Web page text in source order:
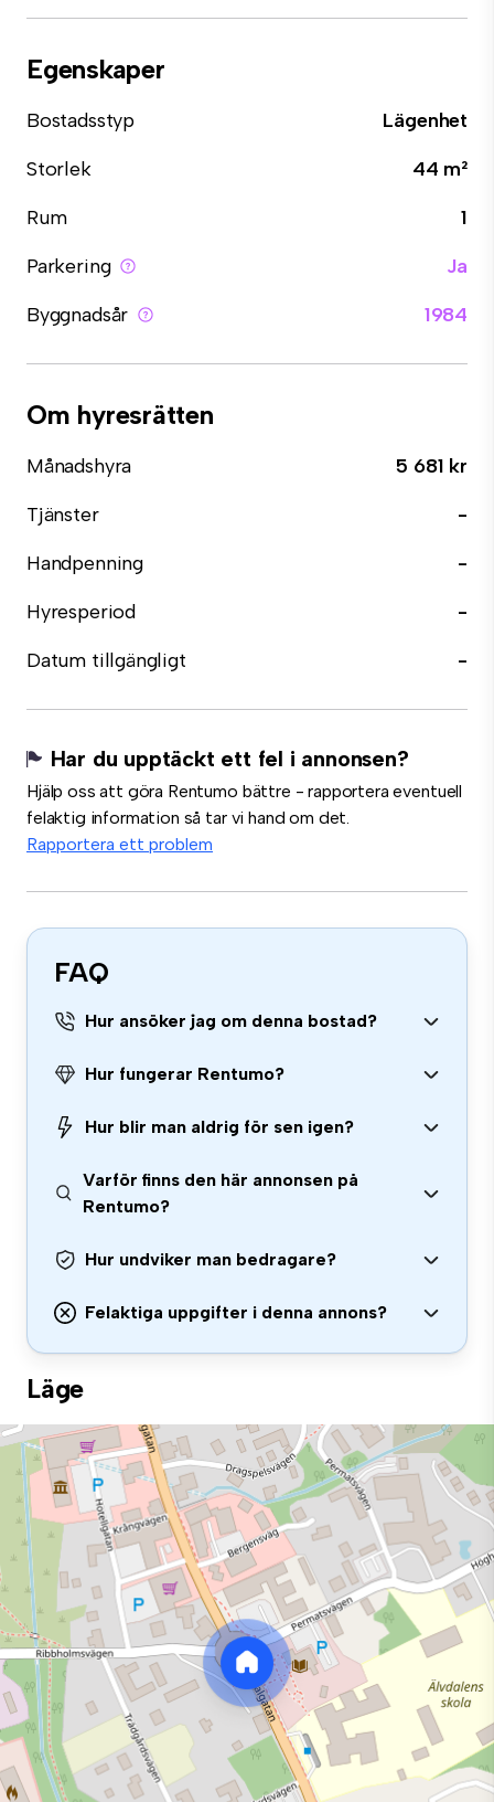
Egenskaper
Bostadsstyp
Lägenhet
Storlek
44 m²
Rum
1
Parkering
Ja
Byggnadsår
1984
Om hyresrätten
Månadshyra
5 681 kr
Tjänster
-
Handpenning
-
Hyresperiod
-
Datum tillgängligt
-
Har du upptäckt ett fel i annonsen?
Hjälp oss att göra Rentumo bättre - rapportera eventuell
felaktig information så tar vi hand om det.
Rapportera ett problem
FAQ
Hur ansöker jag om denna bostad?
Hur fungerar Rentumo?
Hur blir man aldrig för sen igen?
Varför finns den här annonsen på
Rentumo?
Hur undviker man bedragare?
Felaktiga uppgifter i denna annons?
Läge